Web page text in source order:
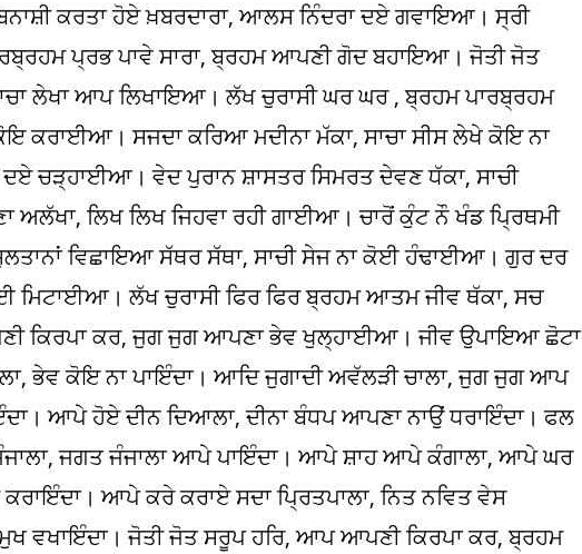
ਕਰਤਾ ਹੋਏ ਖ਼ਬਰਦਾਰਾ, ਆਲਸ ਨਿੰਦਰਾ ਦਏ ਗਵਾਇਆ। ਸ੍ਰੀ
ਪ੍ਰਭ ਪਾਵੇ ਸਾਰਾ, ਬ੍ਰਹਮ ਆਪਣੀ ਗੋਦ ਬਹਾਇਆ। ਜੋਤੀ ਜੋਤ
ਲੇਖਾ ਆਪ ਲਿਖਾਇਆ। ਲੱਖ ਚੁਰਾਸੀ ਘਰ ਘਰ , ਬ੍ਰਹਮ ਪਾਰਬ੍ਰਹਮ
ਕਰਾਈਆ। ਸਜਦਾ ਕਰਿਆ ਮਦੀਨਾ ਮੱਕਾ, ਸਾਚਾ ਸੀਸ ਲੇਖੇ ਕੋਇ ਨਾ
ਚੜ੍ਹਾਈਆ। ਵੇਦ ਪੁਰਾਨ ਸ਼ਾਸਤਰ ਸਿਮਰਤ ਦੇਵਣ ਧੱਕਾ, ਸਾਚੀ
ਲਿਖ ਲਿਖ ਜਿਹਵਾ ਰਹੀ ਗਾਈਆ। ਚਾਰੋਂ ਕੁੰਟ ਨੌ ਖੰਡ ਪ੍ਰਿਥਮੀ
ਵਿਛਾਇਆ ਸੱਥਰ ਸੱਥਾ, ਸਾਚੀ ਸੇਜ ਨਾ ਕੋਈ ਹੰਢਾਈਆ। ਗੁਰ ਦਰ
ਮਿਟਾਈਆ। ਲੱਖ ਚੁਰਾਸੀ ਫਿਰ ਫਿਰ ਬ੍ਰਹਮ ਆਤਮ ਜੀਵ ਥੱਕਾ, ਸਚ
ਕਿਰਪਾ ਕਰ, ਜੁਗ ਜੁਗ ਆਪਣਾ ਭੇਵ ਖੁਲ੍ਹਾਈਆ। ਜੀਵ ਉਪਾਇਆ ਛੋਟਾ
ਭੇਵ ਕੋਇ ਨਾ ਪਾਇੰਦਾ। ਆਦਿ ਜੁਗਾਦੀ ਅਵੱਲੜੀ ਚਾਲਾ, ਜੁਗ ਜੁਗ ਆਪ
ਆਪੇ ਹੋਏ ਦੀਨ ਦਿਆਲਾ, ਦੀਨਾ ਬੰਧਪ ਆਪਣਾ ਨਾਉਂ ਧਰਾਇੰਦਾ। ਫਲ
ਜਗਤ ਜੰਜਾਲਾ ਆਪੇ ਪਾਇੰਦਾ। ਆਪੇ ਸ਼ਾਹ ਆਪੇ ਕੰਗਾਲਾ, ਆਪੇ ਘਰ
ਆਪੇ ਕਰੇ ਕਰਾਏ ਸਦਾ ਪ੍ਰਿਤਪਾਲਾ, ਨਿਤ ਨਵਿਤ ਵੇਸ
ਵਖਾਇੰਦਾ। ਜੋਤੀ ਜੋਤ ਸਰੂਪ ਹਰਿ, ਆਪ ਆਪਣੀ ਕਿਰਪਾ ਕਰ, ਬ੍ਰਹਮ